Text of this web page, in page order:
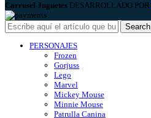
Carrusel Juguetes DESARROLLADO POR
Search
PERSONAJES
Frozen
Gorjuss
Lego
Marvel
Mickey Mouse
Minnie Mouse
Patrulla Canina